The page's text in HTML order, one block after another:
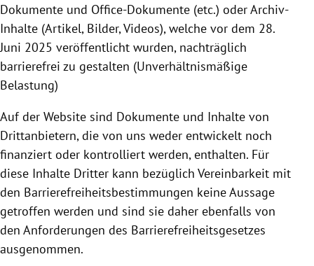
Dokumente und Office-Dokumente (etc.) oder Archiv-
Inhalte (Artikel, Bilder, Videos), welche vor dem 28.
Juni 2025 veröffentlicht wurden, nachträglich
barrierefrei zu gestalten (Unverhältnismäßige
Belastung)
Auf der Website sind Dokumente und Inhalte von
Drittanbietern, die von uns weder entwickelt noch
finanziert oder kontrolliert werden, enthalten. Für
diese Inhalte Dritter kann bezüglich Vereinbarkeit mit
den Barrierefreiheitsbestimmungen keine Aussage
getroffen werden und sind sie daher ebenfalls von
den Anforderungen des Barrierefreiheitsgesetzes
ausgenommen.